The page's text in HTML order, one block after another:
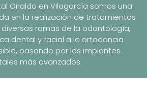
Giraldo en Vilagarcía somos una
en la realización de tratamientos
ramas de la odontología,
dental y facial a la ortodoncia
pasando por los implantes
más avanzados.